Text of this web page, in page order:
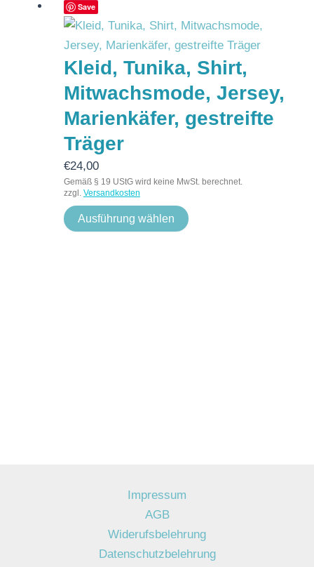
Save
Kleid, Tunika, Shirt,
Mitwachsmode, Jersey,
Marienkäfer, gestreifte
Träger
€24,00
Gemäß § 19 UStG wird keine MwSt. berechnet.
zzgl. Versandkosten
Ausführung wählen
Impressum
AGB
Widerufsbelehrung
Datenschutzbelehrung